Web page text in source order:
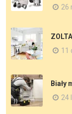
26
11
Biały
24